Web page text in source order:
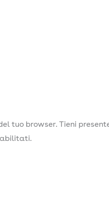
tuo browser. Tieni